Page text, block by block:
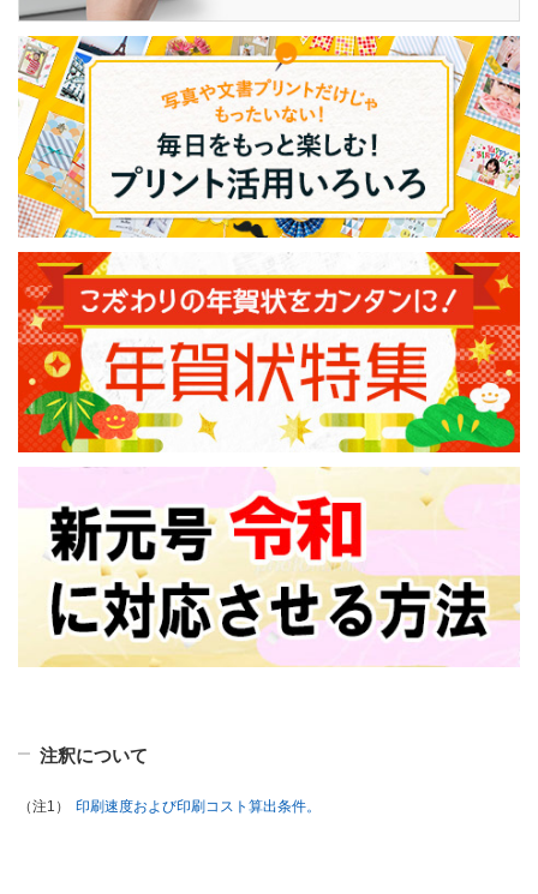
注釈について
（注1） 印刷速度および印刷コスト算出条件。